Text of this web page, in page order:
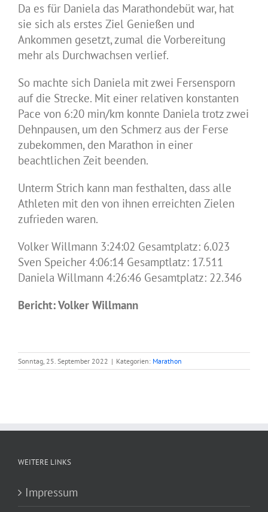
Da es für Daniela das Marathondebüt war, hat
sie sich als erstes Ziel Genießen und
Ankommen gesetzt, zumal die Vorbereitung
mehr als Durchwachsen verlief.
So machte sich Daniela mit zwei Fersensporn
auf die Strecke. Mit einer relativen konstanten
Pace von 6:20 min/km konnte Daniela trotz zwei
Dehnpausen, um den Schmerz aus der Ferse
zubekommen, den Marathon in einer
beachtlichen Zeit beenden.
Unterm Strich kann man festhalten, dass alle
Athleten mit den von ihnen erreichten Zielen
zufrieden waren.
Volker Willmann 3:24:02 Gesamtplatz: 6.023
Sven Speicher 4:06:14 Gesamptlatz: 17.511
Daniela Willmann 4:26:46 Gesamtplatz: 22.346
Bericht: Volker Willmann
Sonntag, 25. September 2022 | Kategorien: Marathon
WEITERE LINKS
Impressum